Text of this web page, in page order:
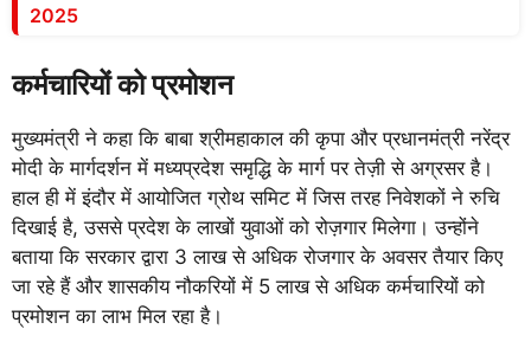
2025
कर्मचारियों को प्रमोशन
मुख्यमंत्री ने कहा कि बाबा श्रीमहाकाल की कृपा और प्रधानमंत्री नरेंद्र
मोदी के मार्गदर्शन में मध्यप्रदेश समृद्धि के मार्ग पर तेज़ी से अग्रसर है।
हाल ही में इंदौर में आयोजित ग्रोथ समिट में जिस तरह निवेशकों ने रुचि
दिखाई है, उससे प्रदेश के लाखों युवाओं को रोज़गार मिलेगा। उन्होंने
बताया कि सरकार द्वारा 3 लाख से अधिक रोजगार के अवसर तैयार किए
जा रहे हैं और शासकीय नौकरियों में 5 लाख से अधिक कर्मचारियों को
प्रमोशन का लाभ मिल रहा है।